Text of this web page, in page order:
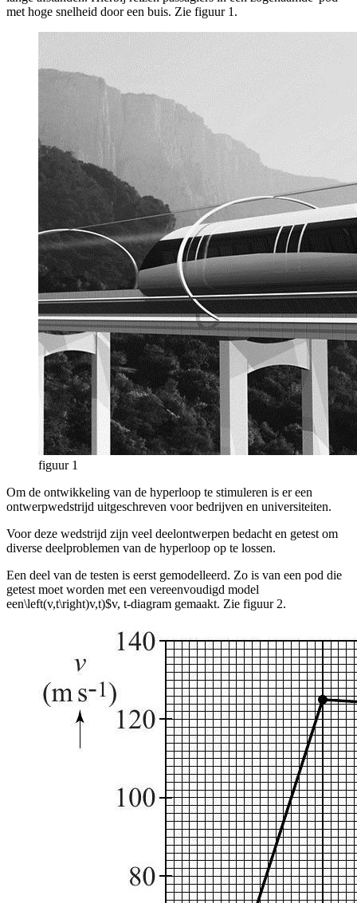
met hoge snelheid door een buis. Zie figuur 1.
figuur 1
Om de ontwikkeling van de hyperloop te stimuleren is er een
ontwerpwedstrijd uitgeschreven voor bedrijven en universiteiten.
Voor deze wedstrijd zijn veel deelontwerpen bedacht en getest om
diverse deelproblemen van de hyperloop op te lossen.
Een deel van de testen is eerst gemodelleerd. Zo is van een pod die
getest moet worden met een vereenvoudigd model
een\left(v,t\right)v,t)$v, t-diagram gemaakt. Zie figuur 2.